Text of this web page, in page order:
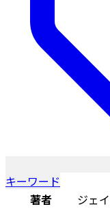
キーワード
著者
ジェ